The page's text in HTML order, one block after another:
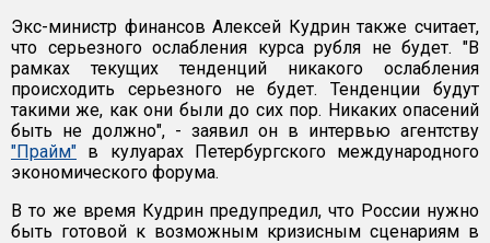
Экс-министр финансов Алексей Кудрин также считает,
что серьезного ослабления курса рубля не будет. "В
рамках текущих тенденций никакого ослабления
происходить серьезного не будет. Тенденции будут
такими же, как они были до сих пор. Никаких опасений
быть не должно", - заявил он в интервью агентству
"Прайм" в кулуарах Петербургского международного
экономического форума.
В то же время Кудрин предупредил, что России нужно
быть готовой к возможным кризисным сценариям в